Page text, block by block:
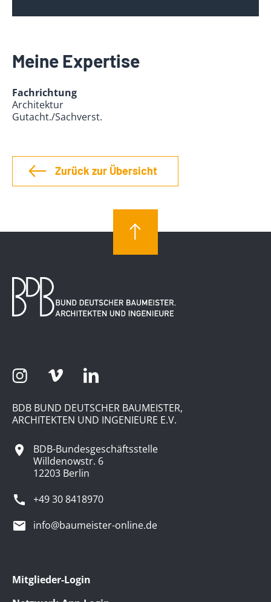
Meine Expertise
Fachrichtung
Architektur
Gutacht./Sachverst.
Zurück zur Übersicht
BDB BUND DEUTSCHER BAUMEISTER,
ARCHITEKTEN UND INGENIEURE E.V.
BDB-Bundesgeschäftsstelle
Willdenowstr. 6
12203 Berlin
+49 30 8418970
info@baumeister-online.de
Mitglieder-Login